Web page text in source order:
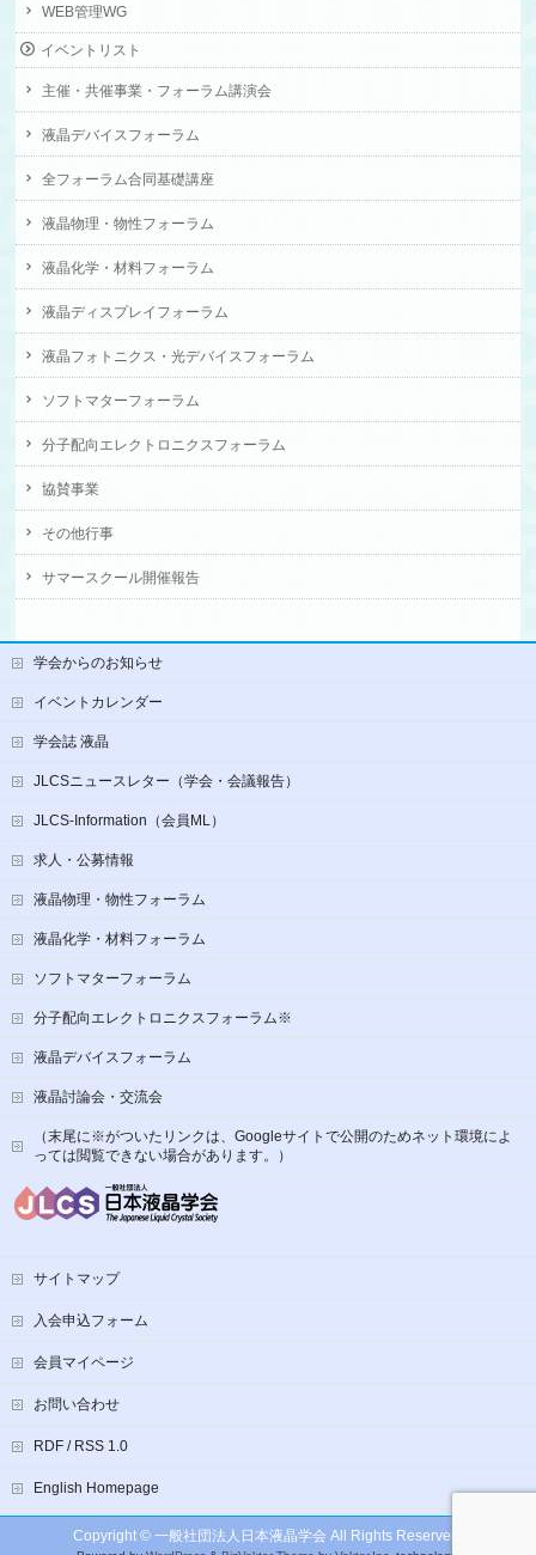
WEB管理WG
イベントリスト
主催・共催事業・フォーラム講演会
液晶デバイスフォーラム
全フォーラム合同基礎講座
液晶物理・物性フォーラム
液晶化学・材料フォーラム
液晶ディスプレイフォーラム
液晶フォトニクス・光デバイスフォーラム
ソフトマターフォーラム
分子配向エレクトロニクスフォーラム
協賛事業
その他行事
サマースクール開催報告
学会からのお知らせ
イベントカレンダー
学会誌 液晶
JLCSニュースレター（学会・会議報告）
JLCS-Information（会員ML）
求人・公募情報
液晶物理・物性フォーラム
液晶化学・材料フォーラム
ソフトマターフォーラム
分子配向エレクトロニクスフォーラム※
液晶デバイスフォーラム
液晶討論会・交流会
（末尾に※がついたリンクは、Googleサイトで公開のためネット環境によ
っては閲覧できない場合があります。）
サイトマップ
入会申込フォーム
会員マイページ
お問い合わせ
RDF / RSS 1.0
English Homepage
Copyright © 一般社団法人日本液晶学会 All Rights Reserved.